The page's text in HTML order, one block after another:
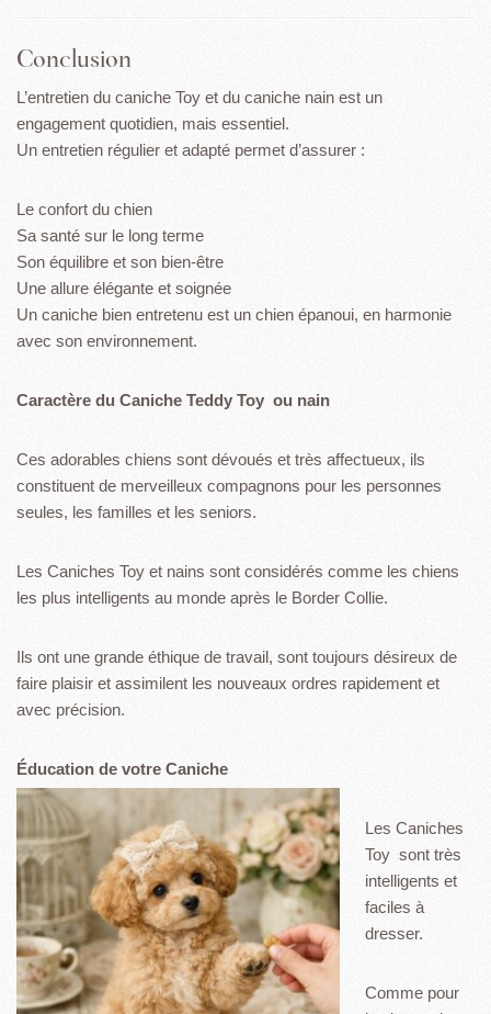
Conclusion
L’entretien du caniche Toy et du caniche nain est un
engagement quotidien, mais essentiel.
Un entretien régulier et adapté permet d’assurer :
Le confort du chien
Sa santé sur le long terme
Son équilibre et son bien-être
Une allure élégante et soignée
Un caniche bien entretenu est un chien épanoui, en harmonie
avec son environnement.
Caractère du Caniche Teddy Toy ou nain
Ces adorables chiens sont dévoués et très affectueux, ils
constituent de merveilleux compagnons pour les personnes
seules, les familles et les seniors.
Les Caniches Toy et nains sont considérés comme les chiens
les plus intelligents au monde après le Border Collie.
Ils ont une grande éthique de travail, sont toujours désireux de
faire plaisir et assimilent les nouveaux ordres rapidement et
avec précision.
Éducation de votre Caniche
Les Caniches
Toy sont très
intelligents et
faciles à
dresser.
Comme pour